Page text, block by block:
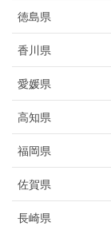
徳島県
香川県
愛媛県
高知県
福岡県
佐賀県
長崎県